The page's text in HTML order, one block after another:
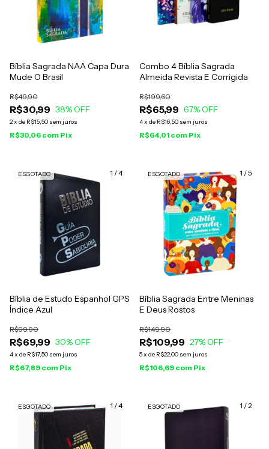
Bíblia Sagrada NAA Capa Dura
Mude O Brasil
R$30,99
R$49,90
38% OFF
2x de R$15,50 sem juros
R$30,06 com Pix
Combo 4 Bíblia Sagrada
Almeida Revista E Corrigida
R$65,99
R$199,60
67% OFF
4x de R$16,50 sem juros
R$64,01 com Pix
1 /4
ESGOTADO
Bíblia de Estudo Espanhol GPS
Índice Azul
R$69,99
R$99,90
30% OFF
4x de R$17,50 sem juros
R$67,89 com Pix
1 /5
ESGOTADO
Bíblia Sagrada Entre Meninas
E Deus Rostos
R$109,99
R$149,90
27% OFF
5x de R$22,00 sem juros
R$106,69 com Pix
1 /4
ESGOTADO 1 /2
ESGOTADO